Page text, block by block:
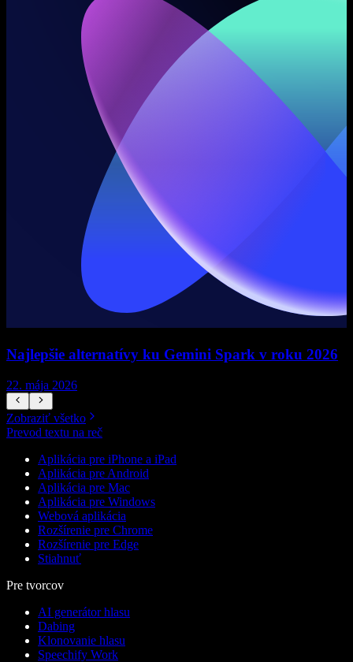
Najlepšie alternatívy ku Gemini Spark v roku 2026
22. mája 2026
Zobraziť všetko
Prevod textu na reč
Aplikácia pre iPhone a iPad
Aplikácia pre Android
Aplikácia pre Mac
Aplikácia pre Windows
Webová aplikácia
Rozšírenie pre Chrome
Rozšírenie pre Edge
Stiahnuť
Pre tvorcov
AI generátor hlasu
Dabing
Klonovanie hlasu
Speechify Work